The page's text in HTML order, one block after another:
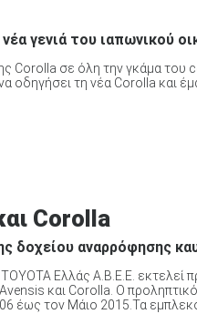
γενιά του ιαπωνικού
Corolla σε όλη την γκάμα του
οδηγήσει τη νέα Corolla και
Corolla
δοχείου αναρρόφησης
Ελλάς A.B.E.E. εκτελεί
και Corolla. Ο
έως τον Μάιο 2015.Τα